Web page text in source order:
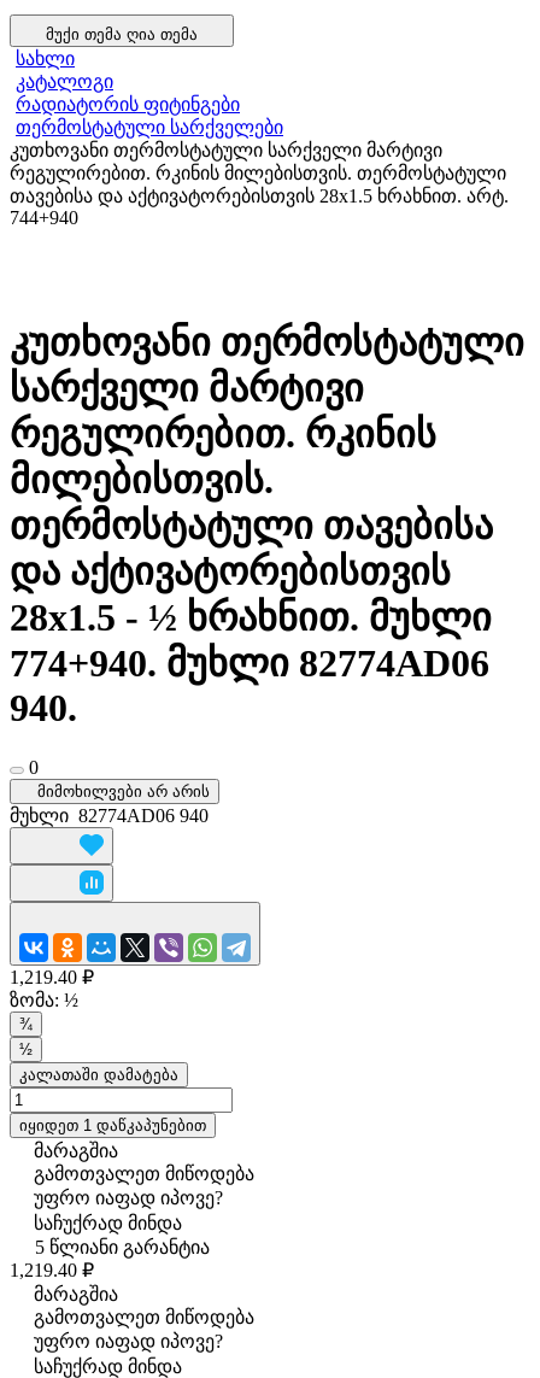
მუქი თემა ღია თემა
სახლი
კატალოგი
რადიატორის ფიტინგები
თერმოსტატული სარქველები
კუთხოვანი თერმოსტატული სარქველი მარტივი
რეგულირებით. რკინის მილებისთვის. თერმოსტატული
თავებისა და აქტივატორებისთვის 28x1.5 ხრახნით. არტ.
744+940
კუთხოვანი თერმოსტატული
სარქველი მარტივი
რეგულირებით. რკინის
მილებისთვის.
თერმოსტატული თავებისა
და აქტივატორებისთვის
28x1.5 - ½ ხრახნით. მუხლი
774+940. მუხლი 82774AD06
940.
0
მიმოხილვები არ არის
მუხლი 82774AD06 940
1,219.40 ₽
ზომა: ½
¾
½
კალათაში დამატება
იყიდეთ 1 დაწკაპუნებით
მარაგშია
გამოთვალეთ მიწოდება
უფრო იაფად იპოვე?
საჩუქრად მინდა
5 წლიანი გარანტია
1,219.40 ₽
მარაგშია
გამოთვალეთ მიწოდება
უფრო იაფად იპოვე?
საჩუქრად მინდა